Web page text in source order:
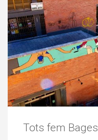
Tots fem Bages